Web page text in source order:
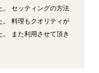
。 セッティングの方法
。 料理もクオリティが
また利用させて頂き